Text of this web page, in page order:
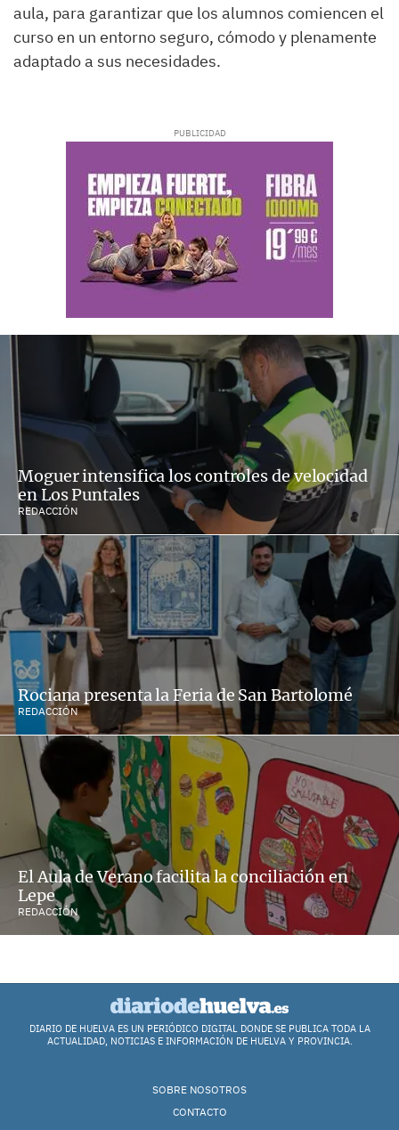
aula, para garantizar que los alumnos comiencen el
curso en un entorno seguro, cómodo y plenamente
adaptado a sus necesidades.
Moguer intensifica los controles de velocidad
en Los Puntales
REDACCIÓN
Rociana presenta la Feria de San Bartolomé
REDACCIÓN
El Aula de Verano facilita la conciliación en
Lepe
REDACCIÓN
DIARIO DE HUELVA ES UN PERIÓDICO DIGITAL DONDE SE PUBLICA TODA LA
ACTUALIDAD, NOTICIAS E INFORMACIÓN DE HUELVA Y PROVINCIA.
SOBRE NOSOTROS
CONTACTO